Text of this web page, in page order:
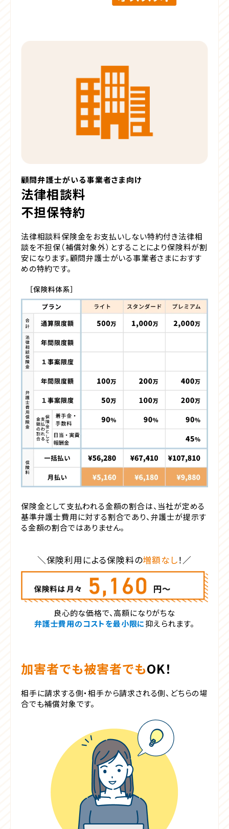
顧問弁護士がいる事業者さま向け
法律相談料
不担保特約
法律相談料保険金をお支払いしない特約付き法律相
談を不担保（補償対象外）とすることにより保険料が割
安になります。顧問弁護士がいる事業者さまにおすす
めの特約です。
保険金として支払われる金額の割合は、当社が定める
基準弁護士費用に対する割合であり、弁護士が提示す
る金額の割合ではありません。
保険利用による保険料の増額なし！
良心的な価格で、高額になりがちな
弁護士費用のコストを最小限に抑えられます。
加害者でも被害者でもOK！
相手に請求する側・相手から請求される側、 どちらの場
合でも補償対象です。